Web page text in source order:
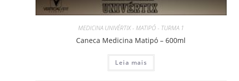
MEDICINA UNIVÉRTIX - MATIPÓ - TURMA 1
Caneca Medicina Matipó – 600ml
Leia mais